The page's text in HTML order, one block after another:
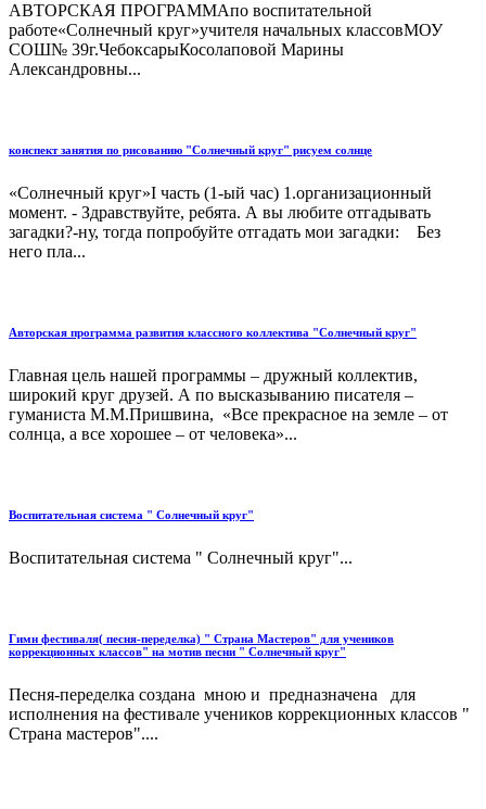
АВТОРСКАЯ ПРОГРАММАпо воспитательной
работе«Солнечный круг»учителя начальных классовМОУ
СОШ№ 39г.ЧебоксарыКосолаповой Марины
Александровны...
конспект занятия по рисованию "Солнечный круг" рисуем солнце
«Солнечный круг»I часть (1-ый час) 1.организационный
момент. - Здравствуйте, ребята. А вы любите отгадывать
загадки?-ну, тогда попробуйте отгадать мои загадки: Без
него пла...
Авторская программа развития классного коллектива "Солнечный круг"
Главная цель нашей программы – дружный коллектив,
широкий круг друзей. А по высказыванию писателя –
гуманиста М.М.Пришвина, «Все прекрасное на земле – от
солнца, а все хорошее – от человека»...
Воспитательная система " Солнечный круг"
Воспитательная система " Солнечный круг"...
Гимн фестиваля( песня-переделка) " Страна Мастеров" для учеников
коррекционных классов" на мотив песни " Солнечный круг"
Песня-переделка создана мною и предназначена для
исполнения на фестивале учеников коррекционных классов "
Страна мастеров"....